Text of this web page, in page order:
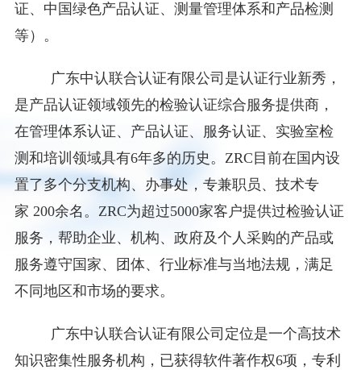
证、中国绿色产品认证、测量管理体系和产品检测
等）。
广东中认联合认证有限公司是认证行业新秀，
是产品认证领域领先的检验认证综合服务提供商，
在管理体系认证、产品认证、服务认证、实验室检
测和培训领域具有6年多的历史。ZRC目前在国内设
置了多个分支机构、办事处，专兼职员、技术专
家 200余名。ZRC为超过5000家客户提供过检验认证
服务，帮助企业、机构、政府及个人采购的产品或
服务遵守国家、团体、行业标准与当地法规，满足
不同地区和市场的要求。
广东中认联合认证有限公司定位是一个高技术
知识密集性服务机构，已获得软件著作权6项，专利